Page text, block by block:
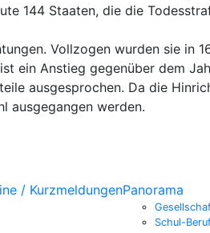
144 Staaten, die die
Vollzogen wurden sie in
ein Anstieg gegenüber dem
ausgesprochen. Da die
ausgegangen werden.
/ KurzmeldungenPanorama
Schul-